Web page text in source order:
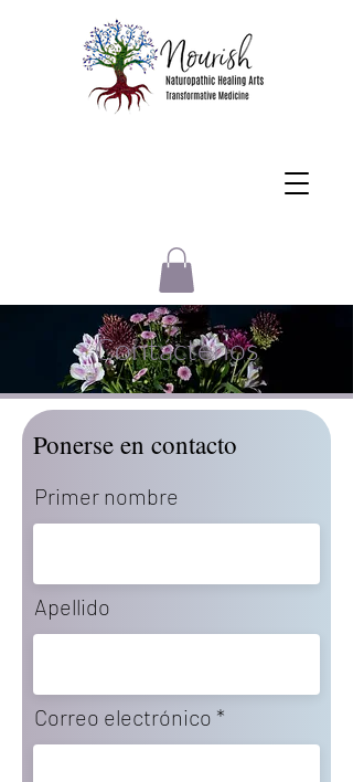
Contáctenos
Ponerse en contacto
Primer nombre
Apellido
Correo electrónico